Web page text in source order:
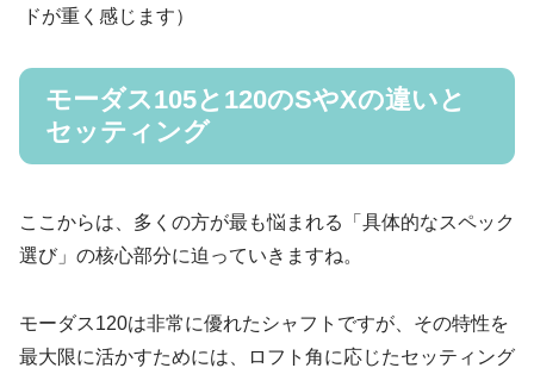
ドが重く感じます）
モーダス105と120のSやXの違いと
セッティング
ここからは、多くの方が最も悩まれる「具体的なスペック
選び」の核心部分に迫っていきますね。
モーダス120は非常に優れたシャフトですが、その特性を
最大限に活かすためには、ロフト角に応じたセッティング